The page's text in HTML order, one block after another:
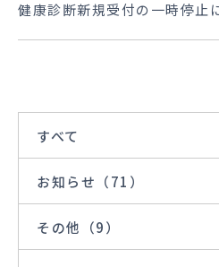
健康診断新規受付の一時停止
すべて
お知らせ （71）
その他 （9）